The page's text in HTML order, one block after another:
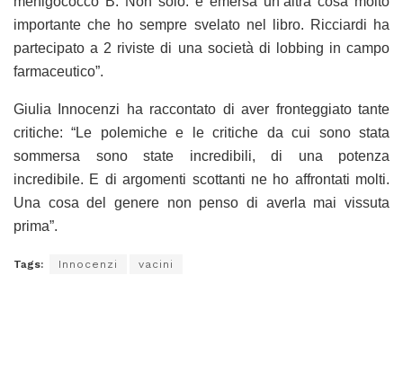
importante che ho sempre svelato nel libro. Ricciardi ha
partecipato a 2 riviste di una società di lobbing in campo
farmaceutico”.
Giulia Innocenzi ha raccontato di aver fronteggiato tante
critiche: “Le polemiche e le critiche da cui sono stata
sommersa sono state incredibili, di una potenza
incredibile. E di argomenti scottanti ne ho affrontati molti.
Una cosa del genere non penso di averla mai vissuta
prima”.
Tags: Innocenzi vacini